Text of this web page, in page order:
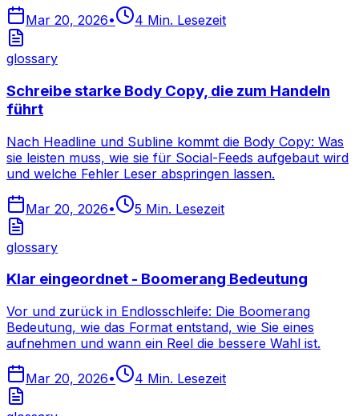
Mar 20, 2026• 4 Min. Lesezeit
glossary
Schreibe starke Body Copy, die zum Handeln
führt
Nach Headline und Subline kommt die Body Copy: Was
sie leisten muss, wie sie für Social-Feeds aufgebaut wird
und welche Fehler Leser abspringen lassen.
Mar 20, 2026• 5 Min. Lesezeit
glossary
Klar eingeordnet - Boomerang Bedeutung
Vor und zurück in Endlosschleife: Die Boomerang
Bedeutung, wie das Format entstand, wie Sie eines
aufnehmen und wann ein Reel die bessere Wahl ist.
Mar 20, 2026• 4 Min. Lesezeit